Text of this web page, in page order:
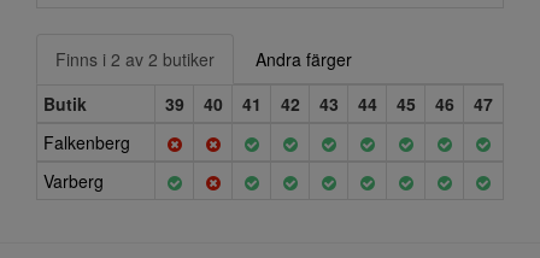
Finns i 2 av 2 butiker
Andra färger
Butik
39 40 41 42 43 44 45 46
47
Falkenberg
Varberg